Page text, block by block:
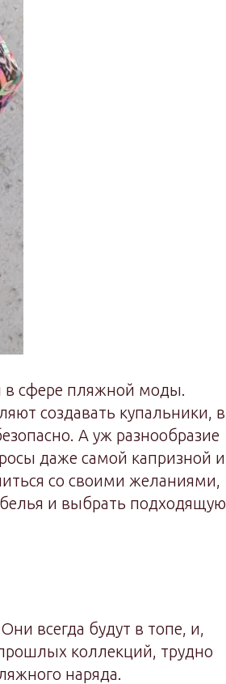
в сфере пляжной моды.
создавать купальники, в
А уж разнообразие
даже самой капризной и
со своими желаниями,
и выбрать подходящую
всегда будут в топе, и,
коллекций, трудно
наряда.